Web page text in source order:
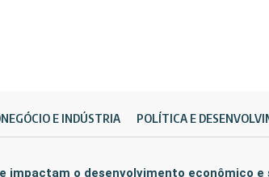
E INDÚSTRIA POLÍTICA E
impactam o desenvolvimento econômico e